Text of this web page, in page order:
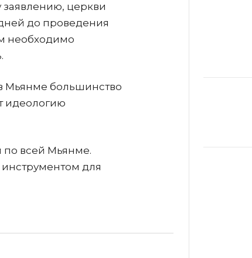
церкви
до проведения
необходимо
Мьянме большинство
идеологию
по всей Мьянме.
инструментом для